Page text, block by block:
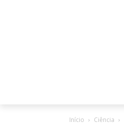
Início Ciência